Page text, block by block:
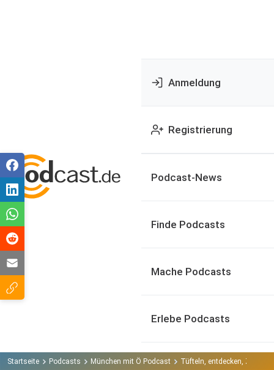
Anmeldung
Registrierung
Podcast-News
Finde Podcasts
Mache Podcasts
Erlebe Podcasts
Startseite Podcasts München mit Ö Podcast Tüfteln, entdecken,